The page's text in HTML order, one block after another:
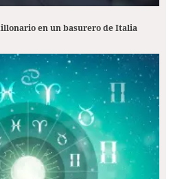
en un basurero de Italia